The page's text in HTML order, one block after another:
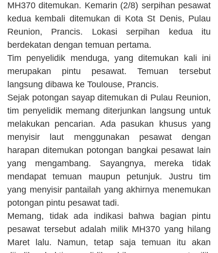
MH370 ditemukan. Kemarin (2/8) serpihan pesawat
kedua kembali ditemukan di Kota St Denis, Pulau
Reunion, Prancis. Lokasi serpihan kedua itu
berdekatan dengan temuan pertama.
Tim penyelidik menduga, yang ditemukan kali ini
merupakan pintu pesawat. Temuan tersebut
langsung dibawa ke Toulouse, Prancis.
Sejak potongan sayap ditemukan di Pulau Reunion,
tim penyelidik memang diterjunkan langsung untuk
melakukan pencarian. Ada pasukan khusus yang
menyisir laut menggunakan pesawat dengan
harapan ditemukan potongan bangkai pesawat lain
yang mengambang. Sayangnya, mereka tidak
mendapat temuan maupun petunjuk. Justru tim
yang menyisir pantailah yang akhirnya menemukan
potongan pintu pesawat tadi.
Memang, tidak ada indikasi bahwa bagian pintu
pesawat tersebut adalah milik MH370 yang hilang
Maret lalu. Namun, tetap saja temuan itu akan